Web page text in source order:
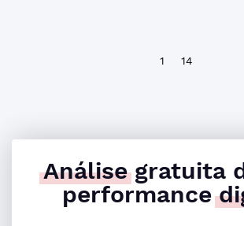
1 14
Análisegratuita
performance